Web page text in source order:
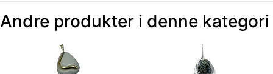
Andre produkter i denne kategori